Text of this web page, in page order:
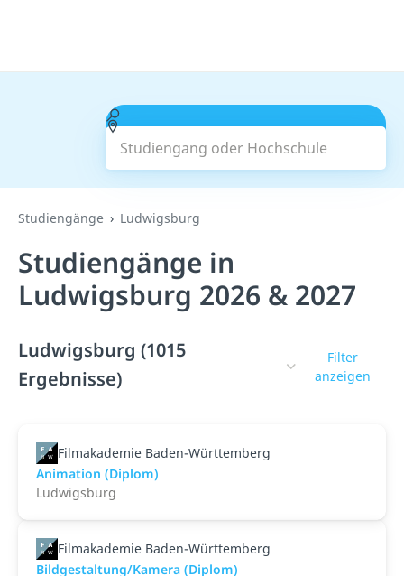
Studiengang oder Hochschule
Suchen
Studiengänge Ludwigsburg
Studiengänge in
Ludwigsburg 2026 & 2027
Ludwigsburg (1015
Ergebnisse)
Filter
anzeigen
Filmakademie Baden-Württemberg
Animation (Diplom)
Ludwigsburg
Filmakademie Baden-Württemberg
Bildgestaltung/Kamera (Diplom)